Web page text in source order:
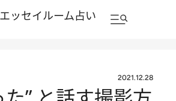
ッセイルーム占い
2021.12.28